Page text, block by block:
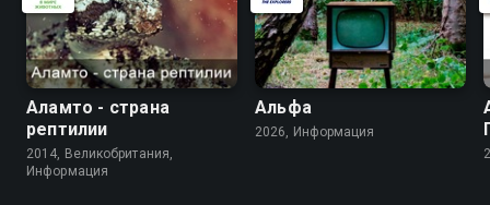
Аламто - страна
рептилии
2014, Великобритания,
Информация
Альфа
2026, Информация